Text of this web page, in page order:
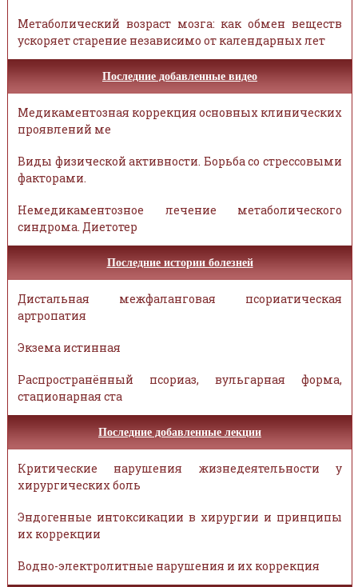
Метаболический возраст мозга: как обмен веществ
ускоряет старение независимо от календарных лет
Последние добавленные видео
Медикаментозная коррекция основных клинических
проявлений ме
Виды физической активности. Борьба со стрессовыми
факторами.
Немедикаментозное лечение метаболического
синдрома. Диетотер
Последние истории болезней
Дистальная межфаланговая псориатическая
артропатия
Экзема истинная
Распространённый псориаз, вульгарная форма,
стационарная ста
Последние добавленные лекции
Критические нарушения жизнедеятельности у
хирургических боль
Эндогенные интоксикации в хирургии и принципы
их коррекции
Водно-электролитные нарушения и их коррекция